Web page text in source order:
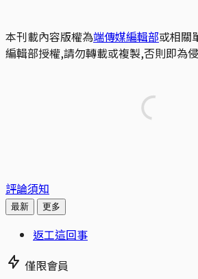
本刊載內容版權為端傳媒編輯部或相關
編輯部授權,請勿轉載或複製,否則即為
評論須知
最新 更多
返工這回事
僅限會員